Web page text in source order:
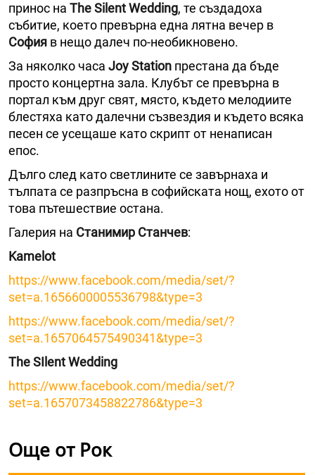
принос на The Silent Wedding, те създадоха
събитие, което превърна една лятна вечер в
София в нещо далеч по-необикновено.
За няколко часа Joy Station престана да бъде
просто концертна зала. Клубът се превърна в
портал към друг свят, място, където мелодиите
блестяха като далечни съзвездия и където всяка
песен се усещаше като скрипт от ненаписан
епос.
Дълго след като светлините се завърнаха и
тълпата се разпръсна в софийската нощ, ехото от
това пътешествие остана.
Галерия на Станимир Станчев:
Kamelot
https://www.facebook.com/media/set/?
set=a.1656600005536798&type=3
https://www.facebook.com/media/set/?
set=a.1657064575490341&type=3
The SIlent Wedding
https://www.facebook.com/media/set/?
set=a.1657073458822786&type=3
Още от Рок